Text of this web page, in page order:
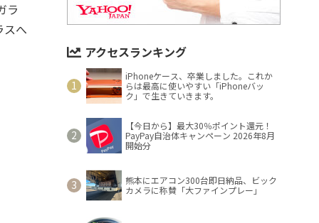
ラ
スへ
アクセスランキング
iPhoneケース、卒業しました。これか
らは最高に使いやすい「iPhoneバッ
ク」で生きていきます。
【今日から】最大30％ポイント還元！
PayPay自治体キャンペーン 2026年8月
開始分
熊本にエアコン300台即日納品、ビック
カメラに称賛「大ファインプレー」